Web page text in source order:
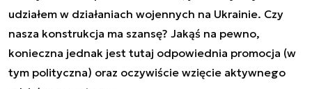
udziałem w działaniach wojennych na Ukrainie. Czy
nasza konstrukcja ma szansę? Jakąś na pewno,
konieczna jednak jest tutaj odpowiednia promocja (w
tym polityczna) oraz oczywiście wzięcie aktywnego